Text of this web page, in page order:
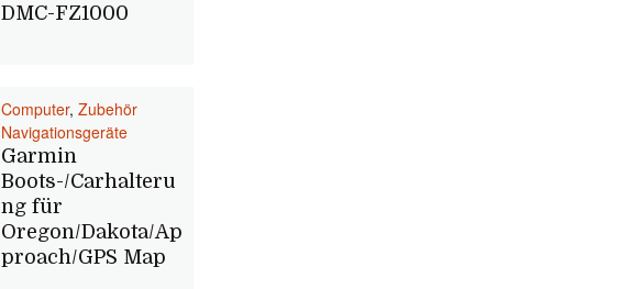
DMC-FZ1000
Computer, Zubehör
Navigationsgeräte
Garmin
Boots-/Carhalteru
ng für
Oregon/Dakota/Ap
proach/GPS Map